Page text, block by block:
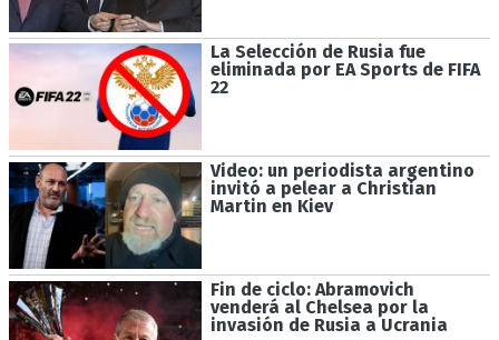
La Selección de Rusia fue
eliminada por EA Sports de FIFA
22
Video: un periodista argentino
invitó a pelear a Christian
Martin en Kiev
Fin de ciclo: Abramovich
venderá al Chelsea por la
invasión de Rusia a Ucrania